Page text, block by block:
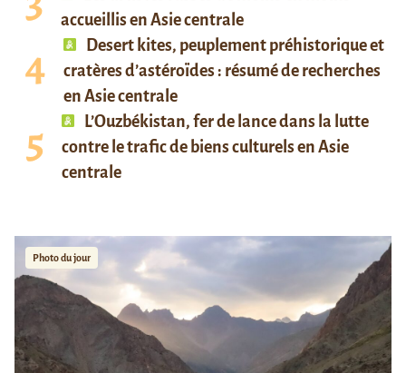
accueillis en Asie centrale
Desert kites, peuplement préhistorique et
cratères d’astéroïdes : résumé de recherches
en Asie centrale
L’Ouzbékistan, fer de lance dans la lutte
contre le trafic de biens culturels en Asie
centrale
Photo du jour